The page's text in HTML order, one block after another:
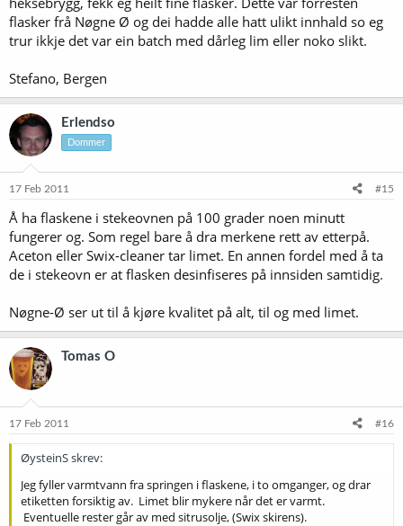
flasker frå Nøgne Ø og dei hadde alle hatt ulikt innhald so eg
trur ikkje det var ein batch med dårleg lim eller noko slikt.
Stefano, Bergen
Erlendso
Dommer
17 Feb 2011 #15
Å ha flaskene i stekeovnen på 100 grader noen minutt
fungerer og. Som regel bare å dra merkene rett av etterpå.
Aceton eller Swix-cleaner tar limet. En annen fordel med å ta
de i stekeovn er at flasken desinfiseres på innsiden samtidig.
Nøgne-Ø ser ut til å kjøre kvalitet på alt, til og med limet.
Tomas O
17 Feb 2011 #16
ØysteinS skrev:
Jeg fyller varmtvann fra springen i flaskene, i to omganger, og drar
etiketten forsiktig av. Limet blir mykere når det er varmt.
Eventuelle rester går av med sitrusolje, (Swix skirens).